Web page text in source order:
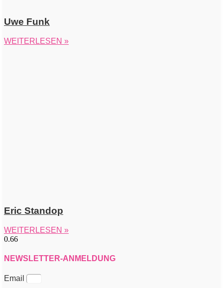
Uwe Funk
WEITERLESEN »
Eric Standop
WEITERLESEN »
NEWSLETTER-ANMELDUNG
Email